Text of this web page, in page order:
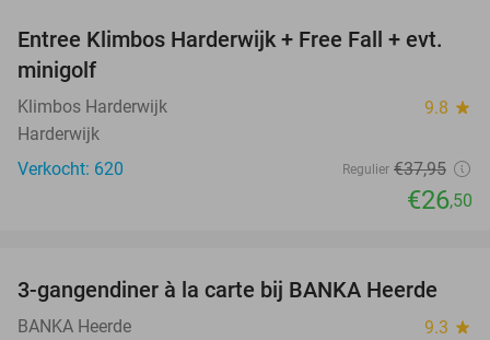
30%
Entree Klimbos Harderwijk + Free Fall + evt.
minigolf
Klimbos Harderwijk 9.8 star
Harderwijk
Verkocht: 620
Regulier €37,95
€26,50
53%
3-gangendiner à la carte bij BANKA Heerde
BANKA Heerde 9.3 star